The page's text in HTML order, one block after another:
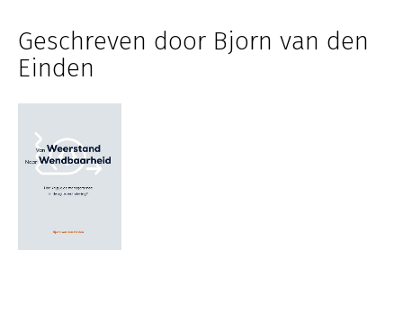
Geschreven door Bjorn van den
Einden